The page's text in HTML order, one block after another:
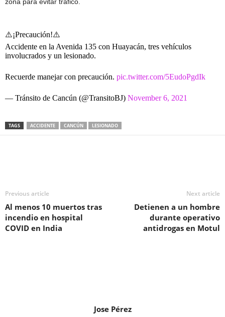
⚠️¡Precaución!⚠️
Accidente en la Avenida 135 con Huayacán, tres vehículos
involucrados y un lesionado.
Recuerde manejar con precaución. pic.twitter.com/5EudoPgdIk
— Tránsito de Cancún (@TransitoBJ) November 6, 2021
TAGS ACCIDENTE CANCÚN LESIONADO
Previous article
Al menos 10 muertos tras
incendio en hospital
COVID en India
Next article
Detienen a un hombre
durante operativo
antidrogas en Motul
Jose Pérez